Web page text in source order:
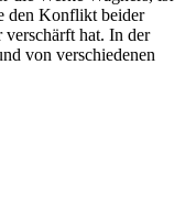
den Konflikt beider
hat. In der
von verschiedenen